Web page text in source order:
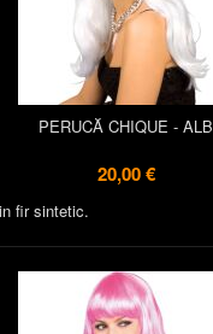
PERUCĂ CHIQUE - ALB
20,00 €
fir sintetic.